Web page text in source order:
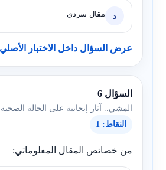
د مقال سردي
عرض السؤال داخل الاختبار الأصلي
السؤال 6
المشي.. آثار إيجابية على الحالة الصحية
النقاط: 1
من خصائص المقال المعلوماتي: